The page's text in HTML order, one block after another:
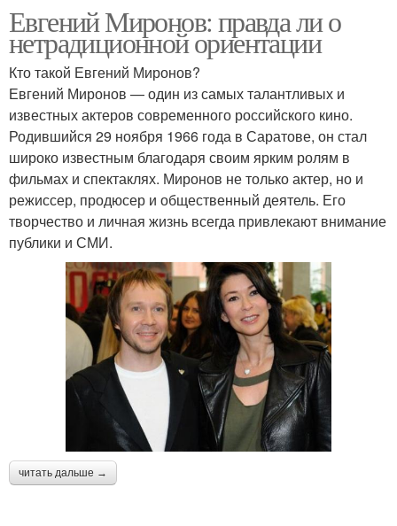
Евгений Миронов: правда ли о
нетрадиционной ориентации
Кто такой Евгений Миронов?
Евгений Миронов — один из самых талантливых и
известных актеров современного российского кино.
Родившийся 29 ноября 1966 года в Саратове, он стал
широко известным благодаря своим ярким ролям в
фильмах и спектаклях. Миронов не только актер, но и
режиссер, продюсер и общественный деятель. Его
творчество и личная жизнь всегда привлекают внимание
публики и СМИ.
читать дальше →